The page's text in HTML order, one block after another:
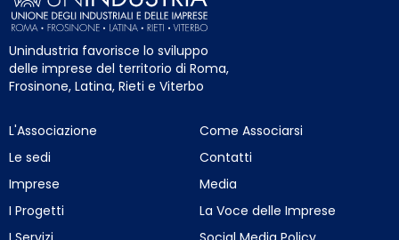
Unindustria favorisce lo sviluppo
delle imprese del territorio di Roma,
Frosinone, Latina, Rieti e Viterbo
L'Associazione
Le sedi
Imprese
I Progetti
Come Associarsi
Contatti
Media
La Voce delle Imprese